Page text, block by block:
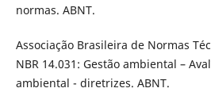
normas. ABNT.
Associação Brasileira de Normas
NBR 14.031: Gestão ambiental –
ambiental - diretrizes. ABNT.